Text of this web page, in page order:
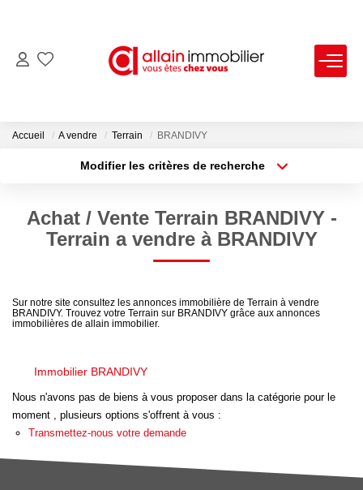
LOCATIONS
SYNDIC
Nous Contacter
Nous Rejoindre
Avis Clients
Nos Actualités
Accueil A vendre Terrain BRANDIVY
Modifier les critères de recherche
Sélectionnez...
Type de bien
Surface min
Créer une alerte
Achat / Vente Terrain BRANDIVY -
Terrain a vendre à BRANDIVY
Sur notre site consultez les annonces immobilière de Terrain à vendre
BRANDIVY. Trouvez votre Terrain sur BRANDIVY grâce aux annonces
immobilières de allain immobilier.
Immobilier BRANDIVY
Nous n'avons pas de biens à vous proposer dans la catégorie pour le
moment , plusieurs options s'offrent à vous :
Transmettez-nous votre demande